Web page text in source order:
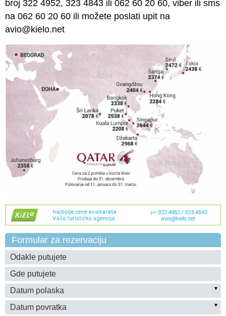
broj 322 4952, 323 4843 ili 062 60 20 60, viber ili sms
na 062 60 20 60 ili možete poslati upit na
avio@kielo.net
Formular za rezervaciju